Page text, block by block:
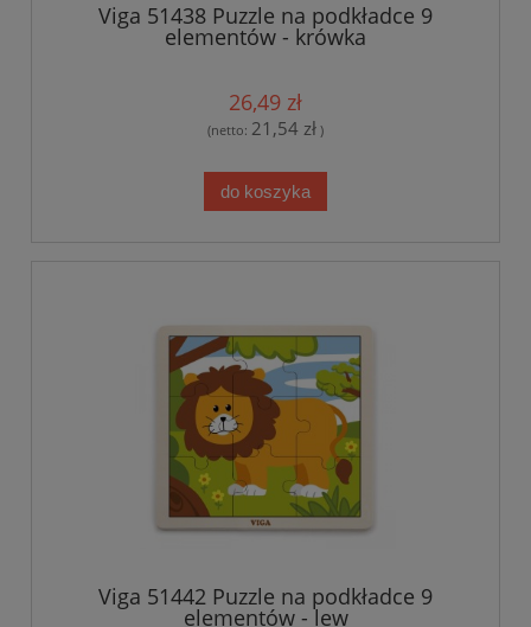
Viga 51438 Puzzle na podkładce 9
elementów - krówka
26,49 zł
(netto: 21,54 zł )
do koszyka
Viga 51442 Puzzle na podkładce 9
elementów - lew